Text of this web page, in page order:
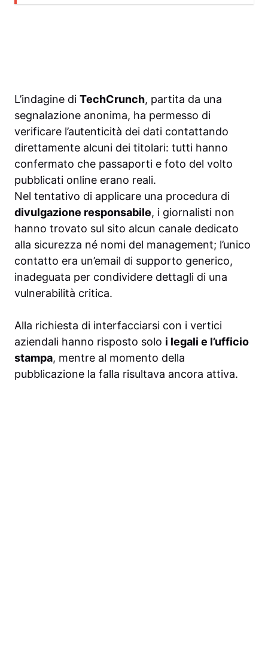
L’indagine di TechCrunch, partita da una
segnalazione anonima, ha permesso di
verificare l’autenticità dei dati contattando
direttamente alcuni dei titolari: tutti hanno
confermato che passaporti e foto del volto
pubblicati online erano reali.
Nel tentativo di applicare una procedura di
divulgazione responsabile, i giornalisti non
hanno trovato sul sito alcun canale dedicato
alla sicurezza né nomi del management; l’unico
contatto era un’email di supporto generico,
inadeguata per condividere dettagli di una
vulnerabilità critica.
Alla richiesta di interfacciarsi con i vertici
aziendali hanno risposto solo i legali e l’ufficio
stampa, mentre al momento della
pubblicazione la falla risultava ancora attiva.